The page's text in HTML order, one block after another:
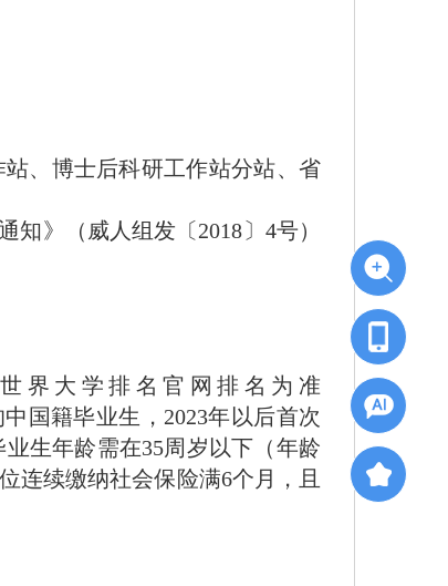
、博士后科研工作站分站、省
》（威人组发〔2018〕4号）
界大学排名官网排名为准
国籍毕业生，2023年以后首次
生年龄需在35周岁以下（年龄
连续缴纳社会保险满6个月，且